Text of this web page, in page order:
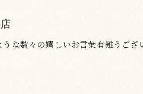
な数々の嬉しいお言葉有難うござ